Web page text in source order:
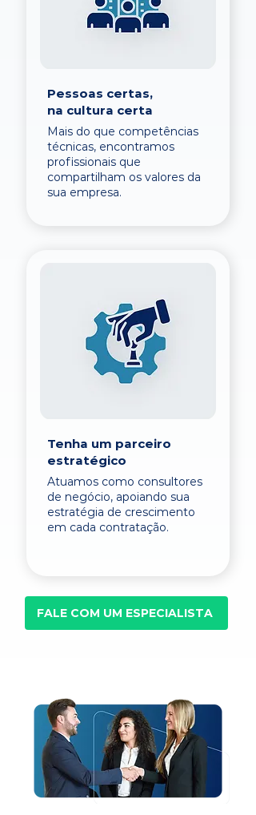
Pessoas certas,
na cultura certa
Mais do que competências
técnicas, encontramos
profissionais que
compartilham os valores da
sua empresa.
Tenha um parceiro
estratégico
Atuamos como consultores
de negócio, apoiando sua
estratégia de crescimento
em cada contratação.
FALE COM UM ESPECIALISTA